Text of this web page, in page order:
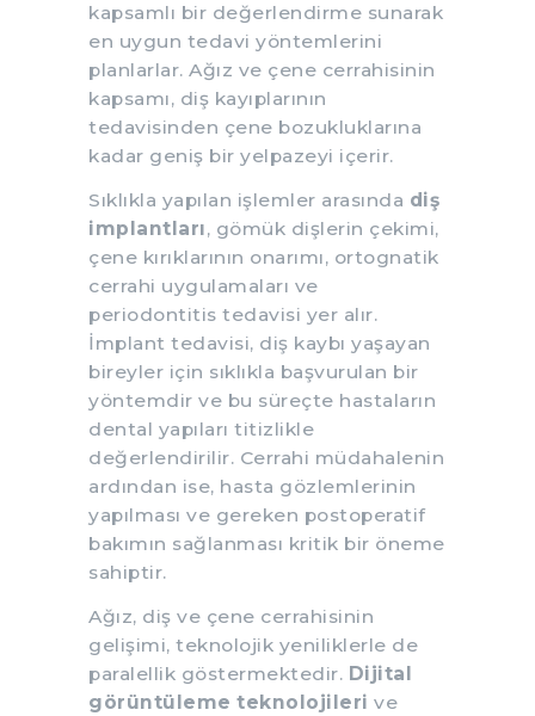
kapsamlı bir değerlendirme sunarak
en uygun tedavi yöntemlerini
planlarlar. Ağız ve çene cerrahisinin
kapsamı, diş kayıplarının
tedavisinden çene bozukluklarına
kadar geniş bir yelpazeyi içerir.
Sıklıkla yapılan işlemler arasında diş
implantları, gömük dişlerin çekimi,
çene kırıklarının onarımı, ortognatik
cerrahi uygulamaları ve
periodontitis tedavisi yer alır.
İmplant tedavisi, diş kaybı yaşayan
bireyler için sıklıkla başvurulan bir
yöntemdir ve bu süreçte hastaların
dental yapıları titizlikle
değerlendirilir. Cerrahi müdahalenin
ardından ise, hasta gözlemlerinin
yapılması ve gereken postoperatif
bakımın sağlanması kritik bir öneme
sahiptir.
Ağız, diş ve çene cerrahisinin
gelişimi, teknolojik yeniliklerle de
paralellik göstermektedir. Dijital
görüntüleme teknolojileri ve